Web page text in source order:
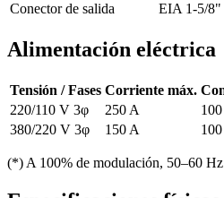
Conector de salida
EIA 1-5/8"
Alimentación eléctrica
Tensión / Fases Corriente máx.
220/110 V 3φ
250 A
380/220 V 3φ
150 A
(*) A 100% de modulación, 50–60